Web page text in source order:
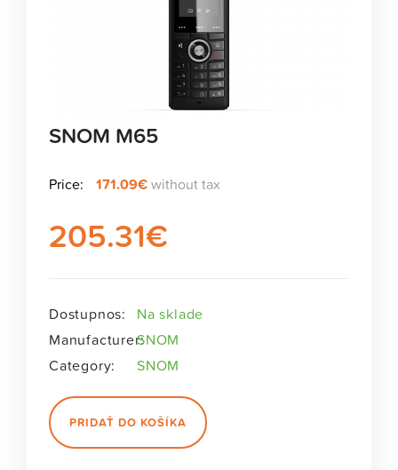
SNOM M65
Price: 171.09€without tax
205.31€
Dostupnos:
Na sklade
Manufacturer:SNOM
Category:
SNOM
PRIDAŤ DO KOŠÍKA